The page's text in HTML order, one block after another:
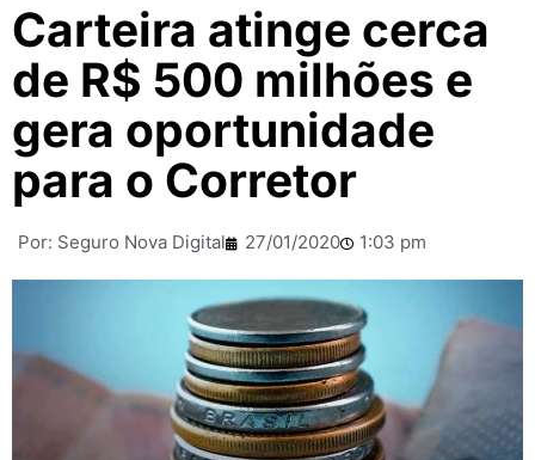
Carteira atinge cerca
de R$ 500 milhões e
gera oportunidade
para o Corretor
Por: Seguro Nova Digital 27/01/2020 1:03 pm